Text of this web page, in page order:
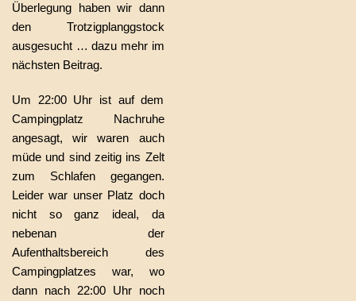
Überlegung haben wir dann
den Trotzigplanggstock
ausgesucht … dazu mehr im
nächsten Beitrag.
Um 22:00 Uhr ist auf dem
Campingplatz Nachruhe
angesagt, wir waren auch
müde und sind zeitig ins Zelt
zum Schlafen gegangen.
Leider war unser Platz doch
nicht so ganz ideal, da
nebenan der
Aufenthaltsbereich des
Campingplatzes war, wo
dann nach 22:00 Uhr noch